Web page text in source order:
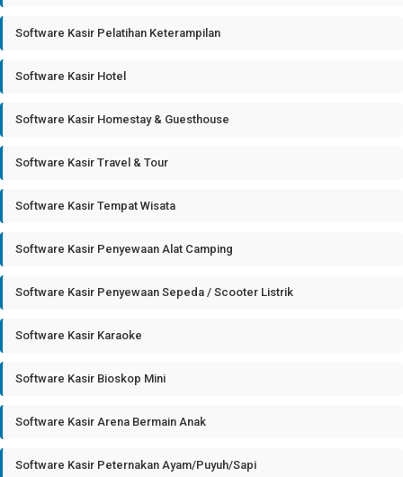
Software Kasir Pelatihan Keterampilan
Software Kasir Hotel
Software Kasir Homestay & Guesthouse
Software Kasir Travel & Tour
Software Kasir Tempat Wisata
Software Kasir Penyewaan Alat Camping
Software Kasir Penyewaan Sepeda / Scooter Listrik
Software Kasir Karaoke
Software Kasir Bioskop Mini
Software Kasir Arena Bermain Anak
Software Kasir Peternakan Ayam/Puyuh/Sapi